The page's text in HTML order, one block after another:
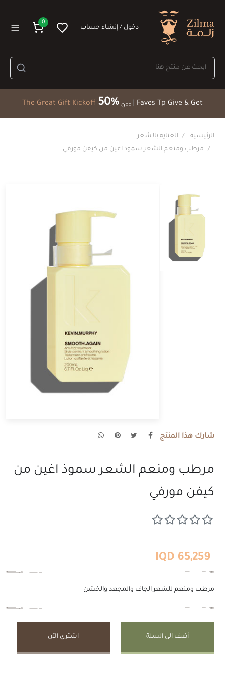
The Great Gift Kickoff 50% OFF Faves Tp Give & Get
دخول / إنشاء حساب
0
الرئيسية
العناية بالشعر
مرطب ومنعم الشعر سموذ اغين من كيفن مورفي
شارك هذا المنتج
مرطب ومنعم الشعر سموذ اغين من
كيفن مورفي
65,259 IQD
مرطب ومنعم للشعر الجاف والمجعد والخشن
أضف الى السلة اشتري الآن